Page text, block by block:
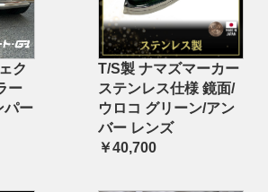
ク
ー
パー
T/S製 ナマズマーカー
ステンレス仕様 鏡面/
ウロコ グリーン/アン
バー レンズ
￥40,700